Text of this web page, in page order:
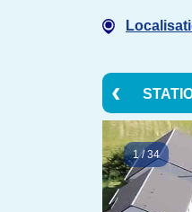
1/34